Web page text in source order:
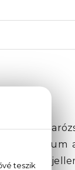
a
De Parfum